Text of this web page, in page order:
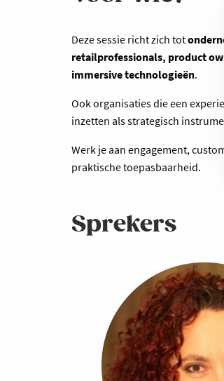
Deze sessie richt zich tot
retailprofessionals, product
immersive technologieën.
Ook organisaties die een
inzetten als strategisch
Werk je aan engagement,
praktische toepasbaarheid.
Sprekers